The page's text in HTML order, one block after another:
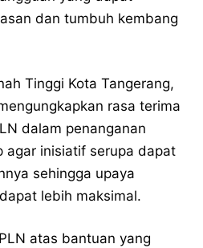
dan tumbuh kembang
Tinggi Kota Tangerang,
rasa terima
dalam penanganan
agar inisiatif serupa dapat
sehingga upaya
lebih maksimal.
atas bantuan yang